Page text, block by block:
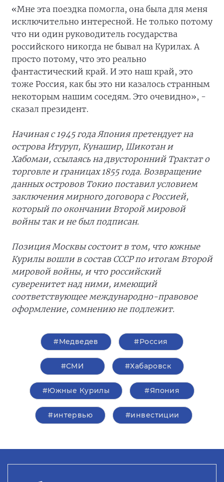
«Мне эта поездка помогла, она была для меня
исключительно интересной. Не только потому
что ни один руководитель государства
российского никогда не бывал на Курилах. А
просто потому, что это реально
фантастический край. И это наш край, это
тоже Россия, как бы это ни казалось странным
некоторым нашим соседям. Это очевидно», -
сказал президент.
Начиная с 1945 года Япония претендует на
острова Итуруп, Кунашир, Шикотан и
Хабомаи, ссылаясь на двусторонний Трактат о
торговле и границах 1855 года. Возвращение
данных островов Токио поставил условием
заключения мирного договора с Россией,
который по окончании Второй мировой
войны так и не был подписан.
Позиция Москвы состоит в том, что южные
Курилы вошли в состав СССР по итогам Второй
мировой войны, и что российский
суверенитет над ними, имеющий
соответствующее международно-правовое
оформление, сомнению не подлежит.
#Медведев #Россия
#СМИ #Хабаровск
#Южные Курилы #Япония
#интервью #инвестиции